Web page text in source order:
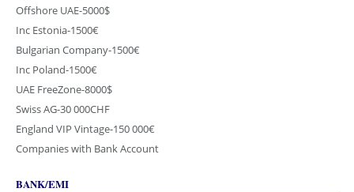
Offshore UAE-5000$
Inc Estonia-1500€
Bulgarian Company-1500€
Inc Poland-1500€
UAE FreeZone-8000$
Swiss AG-30 000CHF
England VIP Vintage-150 000€
Companies with Bank Account
BANK/EMI